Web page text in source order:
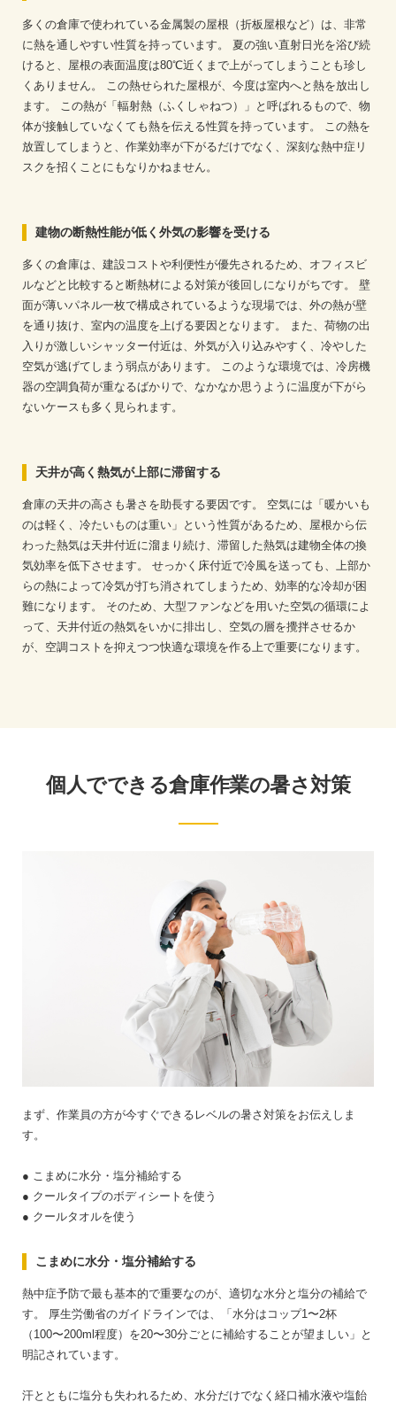
多くの倉庫で使われている金属製の屋根（折板屋根など）は、非常
に熱を通しやすい性質を持っています。
夏の強い直射日光を浴び続
けると、屋根の表面温度は80℃近くまで上がってしまうことも珍し
くありません。
この熱せられた屋根が、今度は室内へと熱を放出し
ます。
この熱が「輻射熱（ふくしゃねつ）」と呼ばれるもので、物
体が接触していなくても熱を伝える性質を持っています。
この熱を
放置してしまうと、作業効率が下がるだけでなく、深刻な熱中症リ
スクを招くことにもなりかねません。
建物の断熱性能が低く外気の影響を受ける
多くの倉庫は、建設コストや利便性が優先されるため、オフィスビ
ルなどと比較すると断熱材による対策が後回しになりがちです。
壁
面が薄いパネル一枚で構成されているような現場では、外の熱が壁
を通り抜け、室内の温度を上げる要因となります。
また、荷物の出
入りが激しいシャッター付近は、外気が入り込みやすく、冷やした
空気が逃げてしまう弱点があります。
このような環境では、冷房機
器の空調負荷が重なるばかりで、なかなか思うように温度が下がら
ないケースも多く見られます。
天井が高く熱気が上部に滞留する
倉庫の天井の高さも暑さを助長する要因です。
空気には「暖かいも
のは軽く、冷たいものは重い」という性質があるため、屋根から伝
わった熱気は天井付近に溜まり続け、滞留した熱気は建物全体の換
気効率を低下させます。
せっかく床付近で冷風を送っても、上部か
らの熱によって冷気が打ち消されてしまうため、効率的な冷却が困
難になります。
そのため、大型ファンなどを用いた空気の循環によ
って、天井付近の熱気をいかに排出し、空気の層を攪拌させるか
が、空調コストを抑えつつ快適な環境を作る上で重要になります。
個人でできる倉庫作業の暑さ対策
まず、作業員の方が今すぐできるレベルの暑さ対策をお伝えしま
す。
● こまめに水分・塩分補給する
● クールタイプのボディシートを使う
● クールタオルを使う
こまめに水分・塩分補給する
熱中症予防で最も基本的で重要なのが、適切な水分と塩分の補給で
す。
厚生労働省のガイドラインでは、「水分はコップ1〜2杯
（100〜200ml程度）を20〜30分ごとに補給することが望ましい」と
明記されています。
汗とともに塩分も失われるため、水分だけでなく経口補水液や塩飴